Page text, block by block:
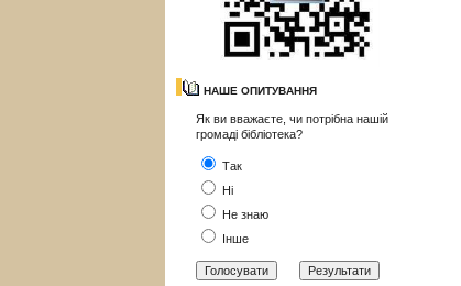
НАШЕ ОПИТУВАННЯ
Як ви вважаєте, чи потрібна нашій
громаді бібліотека?
Так
Ні
Не знаю
Інше